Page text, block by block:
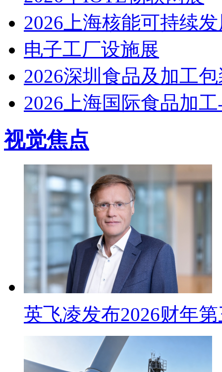
2026上海核能可持续
电子工厂设施展
2026深圳食品及加工
2026上海国际食品加
视觉焦点
英飞凌发布2026财年